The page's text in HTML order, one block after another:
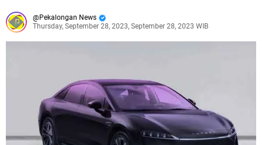
Pekalongan News
Thursday, September 28, 2023, September 28, 2023 WIB